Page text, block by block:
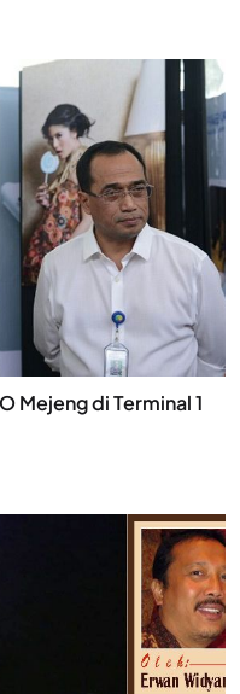
Mejeng di Terminal 1